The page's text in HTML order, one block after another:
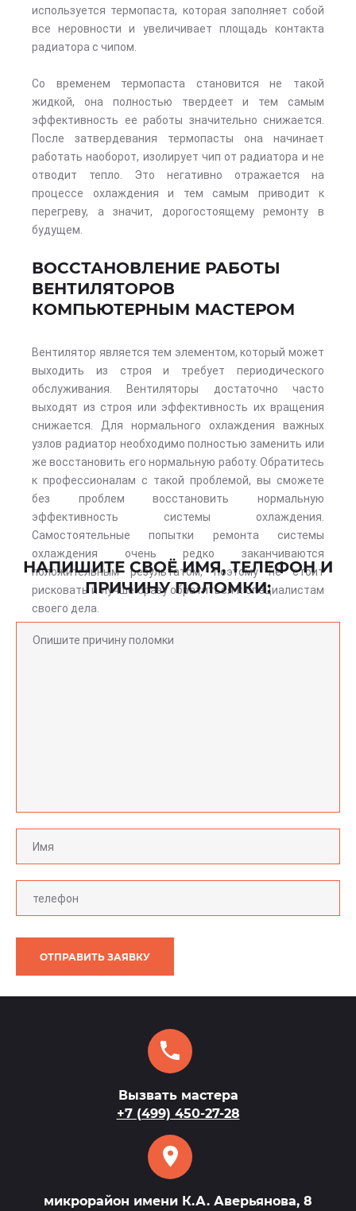
используется термопаста, которая заполняет собой
все неровности и увеличивает площадь контакта
радиатора с чипом.
Со временем термопаста становится не такой
жидкой, она полностью твердеет и тем самым
эффективность ее работы значительно снижается.
После затвердевания термопасты она начинает
работать наоборот, изолирует чип от радиатора и не
отводит тепло. Это негативно отражается на
процессе охлаждения и тем самым приводит к
перегреву, а значит, дорогостоящему ремонту в
будущем.
ВОССТАНОВЛЕНИЕ РАБОТЫ
ВЕНТИЛЯТОРОВ
КОМПЬЮТЕРНЫМ МАСТЕРОМ
Вентилятор является тем элементом, который может
выходить из строя и требует периодического
обслуживания. Вентиляторы достаточно часто
выходят из строя или эффективность их вращения
снижается. Для нормального охлаждения важных
узлов радиатор необходимо полностью заменить или
же восстановить его нормальную работу. Обратитесь
к профессионалам с такой проблемой, вы сможете
без проблем восстановить нормальную
эффективность системы охлаждения.
Самостоятельные попытки ремонта системы
охлаждения очень редко заканчиваются
положительным результатом, поэтому не стоит
рисковать и лучше сразу обратиться к специалистам
своего дела.
НАПИШИТЕ СВОЁ ИМЯ, ТЕЛЕФОН И
ПРИЧИНУ ПОЛОМКИ:
ОТПРАВИТЬ ЗАЯВКУ
Вызвать мастера
+7 (499) 450-27-28
микрорайон имени К.А. Аверьянова, 8